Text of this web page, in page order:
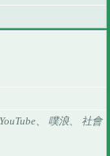
、 噗浪、 社會